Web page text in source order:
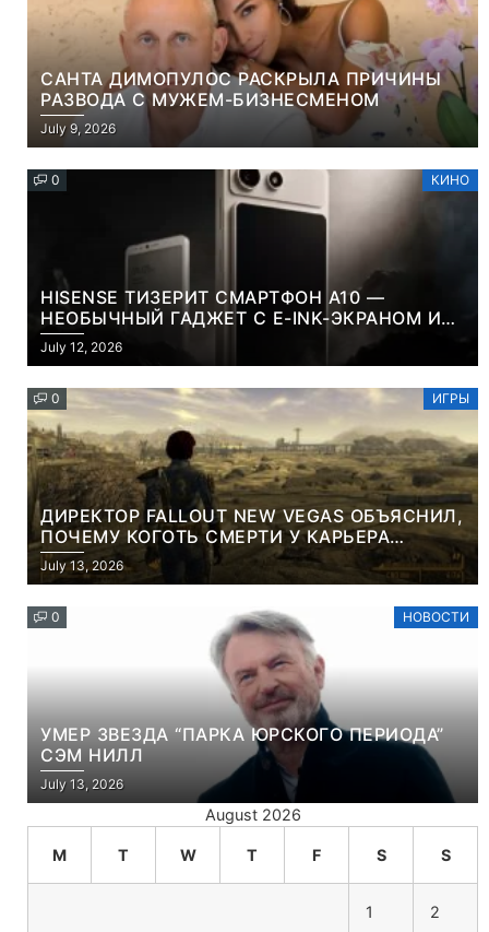
САНТА ДИМОПУЛОС РАСКРЫЛА ПРИЧИНЫ
РАЗВОДА С МУЖЕМ-БИЗНЕСМЕНОМ
July 9, 2026
0 КИНО
HISENSE ТИЗЕРИТ СМАРТФОН A10 —
НЕОБЫЧНЫЙ ГАДЖЕТ С E-INK-ЭКРАНОМ И
СЪЕМНОЙ LCD-ПАНЕЛЬЮ ДЛЯ ЦВЕТНОГО
КОНТЕНТА И СОЦСЕТЕЙ
July 12, 2026
0 ИГРЫ
ДИРЕКТОР FALLOUT NEW VEGAS ОБЪЯСНИЛ,
ПОЧЕМУ КОГОТЬ СМЕРТИ У КАРЬЕРА
НАМЕРЕННО СНОСИТ ВАМ ГОЛОВУ
July 13, 2026
0 НОВОСТИ
УМЕР ЗВЕЗДА “ПАРКА ЮРСКОГО ПЕРИОДА”
СЭМ НИЛЛ
July 13, 2026
August 2026
M T W T F S S
1 2